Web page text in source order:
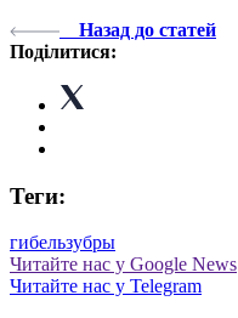
Назад до статей
Поділитися:
Теги:
гибельзубры
Читайте нас у Google News
Читайте нас у Telegram